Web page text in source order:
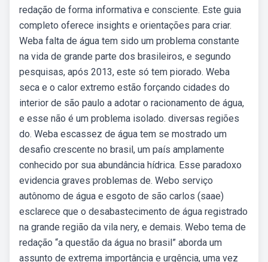
redação de forma informativa e consciente. Este guia
completo oferece insights e orientações para criar.
Weba falta de água tem sido um problema constante
na vida de grande parte dos brasileiros, e segundo
pesquisas, após 2013, este só tem piorado. Weba
seca e o calor extremo estão forçando cidades do
interior de são paulo a adotar o racionamento de água,
e esse não é um problema isolado. diversas regiões
do. Weba escassez de água tem se mostrado um
desafio crescente no brasil, um país amplamente
conhecido por sua abundância hídrica. Esse paradoxo
evidencia graves problemas de. Webo serviço
autônomo de água e esgoto de são carlos (saae)
esclarece que o desabastecimento de água registrado
na grande região da vila nery, e demais. Webo tema de
redação “a questão da água no brasil” aborda um
assunto de extrema importância e urgência, uma vez